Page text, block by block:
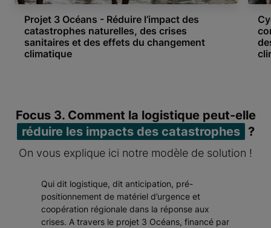
Projet 3 Océans - Réduire l’impact des
catastrophes naturelles, des crises
sanitaires et des effets du changement
climatique
Focus 3. Comment la logistique peut-elle
réduire les impacts des catastrophes
?
On vous explique ici notre modèle de solution !
Qui dit logistique, dit anticipation, pré-
positionnement de matériel d’urgence et
coopération régionale dans la réponse aux
crises. A travers le projet 3 Océans, financé par